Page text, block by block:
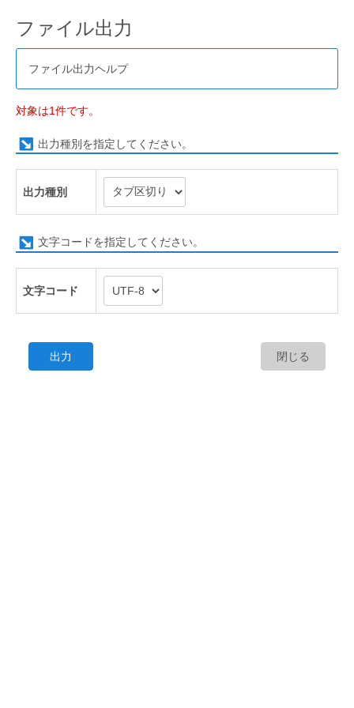
ファイル出力
ファイル出力ヘルプ
対象は1件です。
出力種別を指定してください。
出力種別
文字コードを指定してください。
文字コード